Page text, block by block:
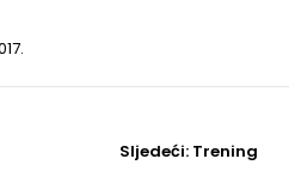
Sljedeći: Sljedeći
Trening